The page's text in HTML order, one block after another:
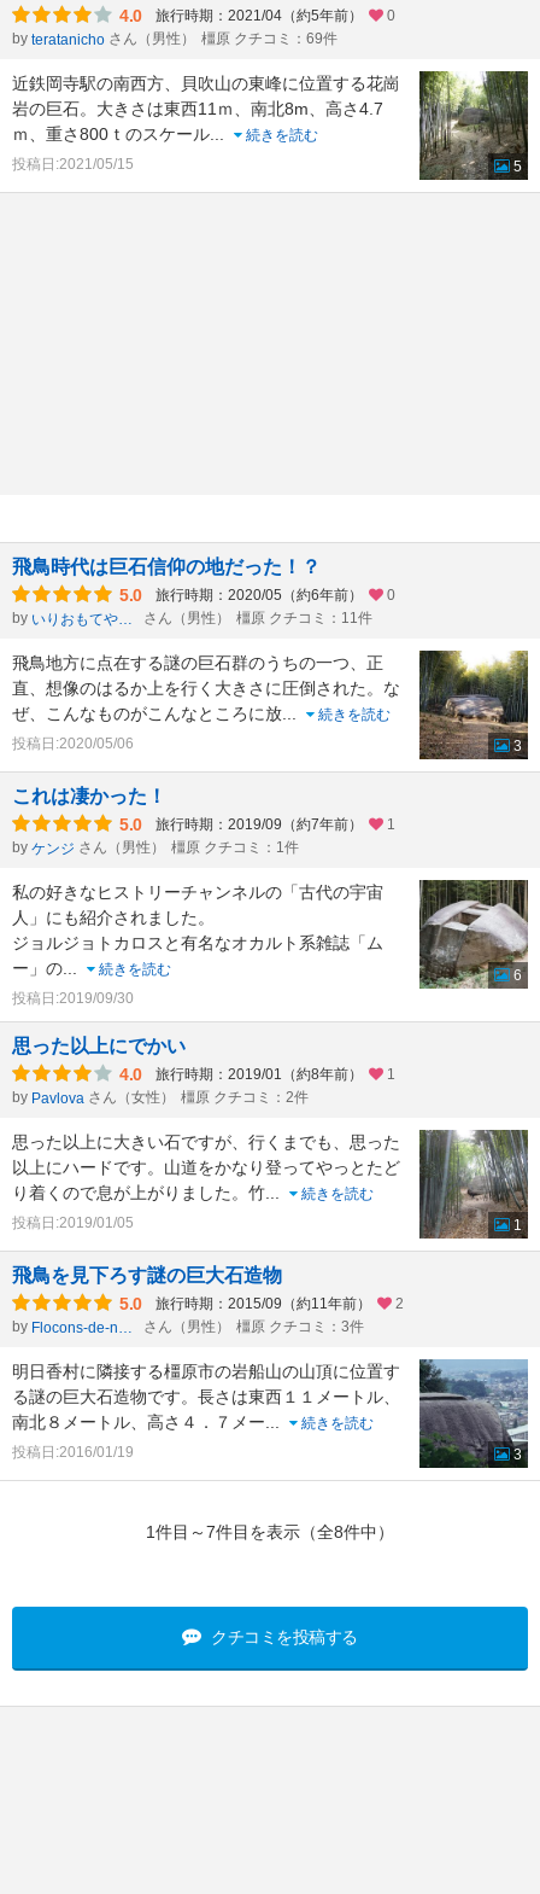
4.0 旅行時期：2021/04（約5年前）
0
by teratanicho さん（男性） 橿原 クチコミ：69件
近鉄岡寺駅の南西方、貝吹山の東峰に位置する花崗
岩の巨石。大きさは東西11ｍ、南北8m、高さ4.7
ｍ、重さ800ｔのスケール
続きを読む
投稿日:2021/05/15
5
飛鳥時代は巨石信仰の地だった！？
5.0 旅行時期：2020/05（約6年前）
0
by
いりおもてやまねこ さん（男性） 橿原 クチコミ：11件
飛鳥地方に点在する謎の巨石群のうちの一つ、正
直、想像のはるか上を行く大きさに圧倒された。な
ぜ、こんなものがこんなところに放
続きを読む
投稿日:2020/05/06
3
これは凄かった！
5.0 旅行時期：2019/09（約7年前）
1
by ケンジ さん（男性） 橿原 クチコミ：1件
私の好きなヒストリーチャンネルの「古代の宇宙
人」にも紹介されました。
ジョルジョトカロスと有名なオカルト系雑誌「ム
ー」の
続きを読む
投稿日:2019/09/30
6
思った以上にでかい
4.0 旅行時期：2019/01（約8年前）
1
by Pavlova さん（女性） 橿原 クチコミ：2件
思った以上に大きい石ですが、行くまでも、思った
以上にハードです。山道をかなり登ってやっとたど
り着くので息が上がりました。竹
続きを読む
投稿日:2019/01/05
1
飛鳥を見下ろす謎の巨大石造物
5.0 旅行時期：2015/09（約11年前）
2
by
Flocons-de-neige さん（男性） 橿原 クチコミ：3件
明日香村に隣接する橿原市の岩船山の山頂に位置す
る謎の巨大石造物です。長さは東西１１メートル、
南北８メートル、高さ４．７メー
続きを読む
投稿日:2016/01/19
3
1件目～7件目を表示（全8件中）
クチコミを投稿する